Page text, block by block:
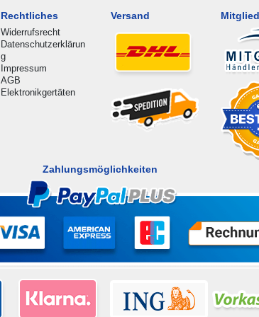
Rechtliches
Widerrufsrecht
Datenschutzerklärun
g
Impressum
AGB
Elektronikgertäten
Versand
Zahlungsmöglichkeiten